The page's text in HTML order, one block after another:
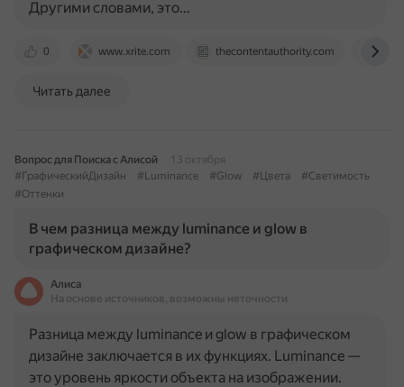
0 www.xrite.com thecontentauthority.com
Другими словами, это…
Читать далее
Вопрос для Поиска с Алисой
13 октября
#ГрафическийДизайн
#Luminance #Glow #Цвета
#Светимость
#Оттенки
В чем разница между luminance и glow в
графическом дизайне?
Алиса
На основе источников, возможны неточности
Разница между luminance и glow в графическом
дизайне заключается в их функциях. Luminance —
это уровень яркости объекта на изображении.